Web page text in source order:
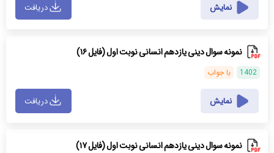
نمایش دریافت
نمونه سوال دینی یازدهم انسانی نوبت اول (فایل ۱۶)
1402 با جواب
نمایش دریافت
نمونه سوال دینی یازدهم انسانی نوبت اول (فایل ۱۷)